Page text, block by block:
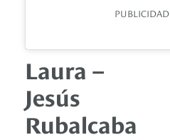
PUBLICIDAD
Laura –
Jesús
Rubalcaba